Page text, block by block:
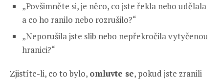
„Povšimněte si, je něco, co jste řekla nebo udělala
a co ho ranilo nebo rozrušilo?“
„Neporušila jste slib nebo nepřekročila vytyčenou
hranici?“
Zjistíte-li, co to bylo, omluvte se, pokud jste zranili